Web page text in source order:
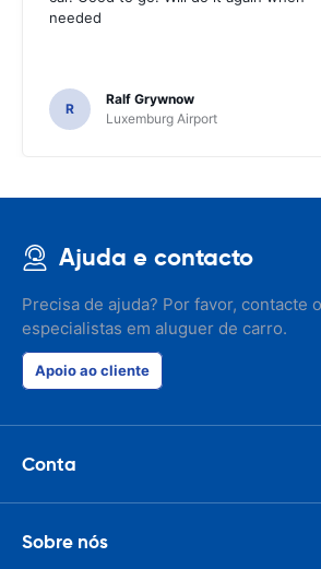
needed
R
Ralf Grywnow
Luxemburg Airport
Ajuda e contacto
Precisa de ajuda? Por favor, contacte
especialistas em aluguer de carro.
Apoio ao cliente
Conta
Sobre nós